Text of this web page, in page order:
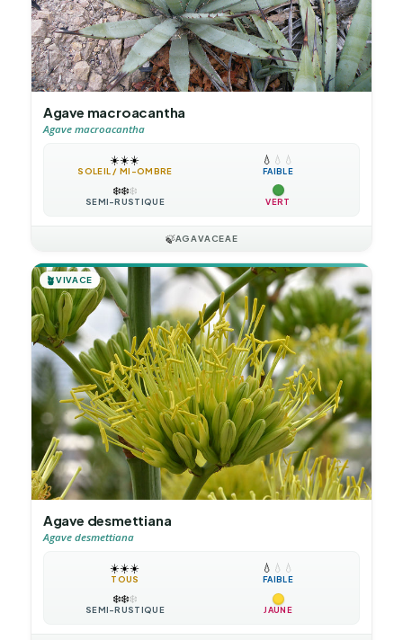
Agave macroacantha
Agave macroacantha
☀️☀️☀️
SOLEIL / MI-OMBRE
💧 💧 💧
FAIBLE
❄️❄️❄️
SEMI-RUSTIQUE VERT
🍃AGAVACEAE
🪴VIVACE
Agave desmettiana
Agave desmettiana
☀️☀️☀️
TOUS
💧 💧 💧
FAIBLE
❄️❄️❄️
SEMI-RUSTIQUE JAUNE